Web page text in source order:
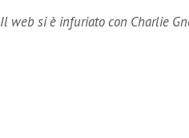
Il web si è infuriato con Charlie